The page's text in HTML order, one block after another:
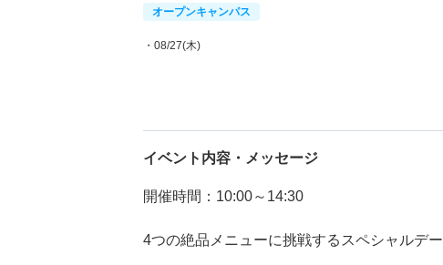
オープンキャンパス
・08/27(木)
イベント内容・メッセージ
開催時間：10:00～14:30
4つの絶品メニューに挑戦するスペシャルデー